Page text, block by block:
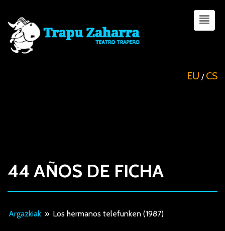
EU / CS
44 AÑOS DE FICHA
Argazkiak » Los hermanos telefunken (1987)